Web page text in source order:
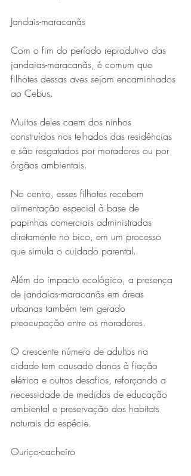
Série MPB abre temporada de
shows em Ipatinga com Flávio
Venturini
Jandais-maracanãs
Com o fim do período reprodutivo das
jandaias-maracanãs, é comum que
filhotes dessas aves sejam encaminhados
ao Cebus.
Muitos deles caem dos ninhos
construídos nos telhados das residências
e são resgatados por moradores ou por
órgãos ambientais.
No centro, esses filhotes recebem
alimentação especial à base de
papinhas comerciais administradas
diretamente no bico, em um processo
que simula o cuidado parental.
Além do impacto ecológico, a presença
de jandaias-maracanãs em áreas
urbanas também tem gerado
preocupação entre os moradores.
O crescente número de adultos na
cidade tem causado danos à fiação
elétrica e outros desafios, reforçando a
necessidade de medidas de educação
ambiental e preservação dos habitats
naturais da espécie.
Ouriço-cacheiro